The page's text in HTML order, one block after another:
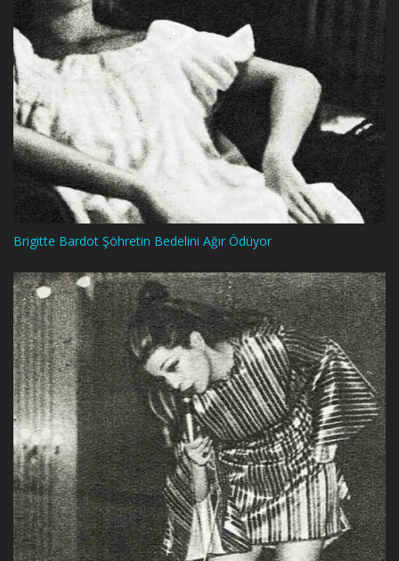
Brigitte Bardot Şöhretin Bedelini Ağır Ödüyor